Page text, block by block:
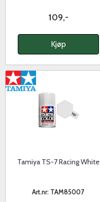
109,-
Kjøp
Tamiya TS-7 Racing White
Art.nr: TAM85007